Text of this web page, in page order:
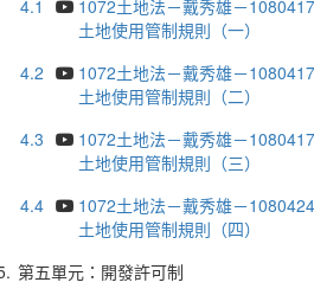
4.1
1072土地法－戴秀雄－
土地使用管制規則（一）
4.2
1072土地法－戴秀雄－
土地使用管制規則（二）
4.3
1072土地法－戴秀雄－
土地使用管制規則（三）
4.4
1072土地法－戴秀雄－
土地使用管制規則（四）
第五單元：開發許可制